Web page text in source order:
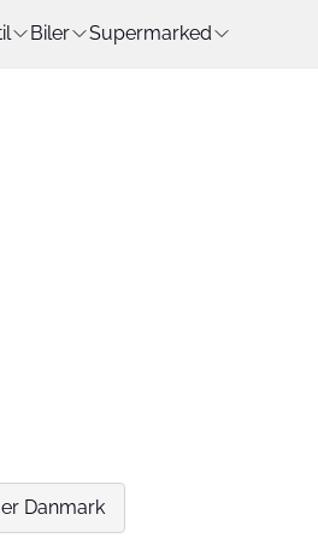
Biler Supermarked
Danmark